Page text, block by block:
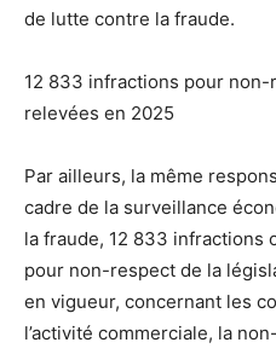
de lutte contre la fraude.
12 833 infractions pour
relevées en 2025
Par ailleurs, la même
cadre de la surveillance
la fraude, 12 833 infractions
pour non-respect de la
en vigueur, concernant les
l’activité commerciale, la